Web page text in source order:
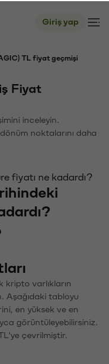
Giriş yap
TL fiyat geçmişi
Fiyat
inceleyin.
noktalarını daha
fiyatı ne kadardı?
kripto varlıkların
Aşağıdaki tabloyu
en yüksek ve en
görüntüleyebilirsiniz.
çevrilmiştir.